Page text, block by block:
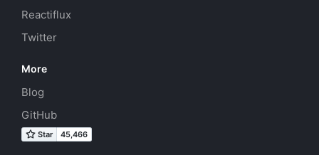
Reactiflux
Twitter
More
Blog
GitHub